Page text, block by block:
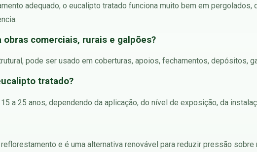
adequado, o eucalipto tratado funciona muito bem em pergolados,
obras comerciais, rurais e galpões?
pode ser usado em coberturas, apoios, fechamentos, depósitos,
tratado?
a 25 anos, dependendo da aplicação, do nível de exposição, da
e é uma alternativa renovável para reduzir pressão sobre